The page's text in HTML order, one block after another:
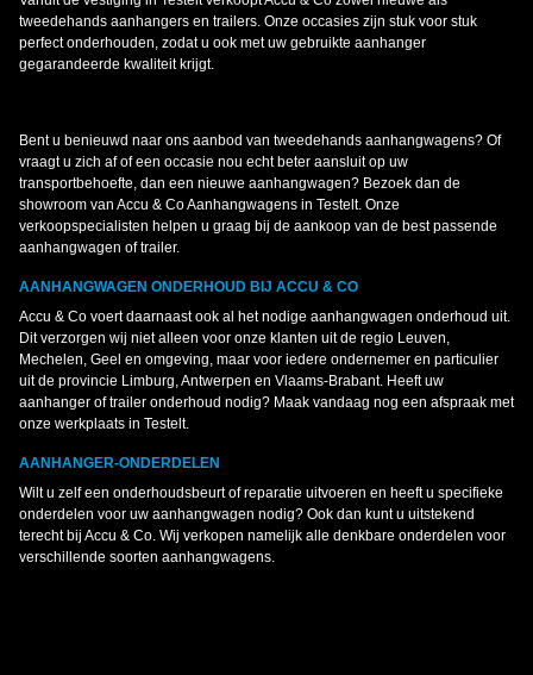
tweedehands aanhangers en trailers. Onze occasies zijn stuk voor stuk
perfect onderhouden, zodat u ook met uw gebruikte aanhanger
gegarandeerde kwaliteit krijgt.
Bent u benieuwd naar ons aanbod van tweedehands aanhangwagens? Of
vraagt u zich af of een occasie nou echt beter aansluit op uw
transportbehoefte, dan een nieuwe aanhangwagen? Bezoek dan de
showroom van Accu & Co Aanhangwagens in Testelt. Onze
verkoopspecialisten helpen u graag bij de aankoop van de best passende
aanhangwagen of trailer.
AANHANGWAGEN ONDERHOUD BIJ ACCU & CO
Accu & Co voert daarnaast ook al het nodige aanhangwagen onderhoud uit.
Dit verzorgen wij niet alleen voor onze klanten uit de regio Leuven,
Mechelen, Geel en omgeving, maar voor iedere ondernemer en particulier
uit de provincie Limburg, Antwerpen en Vlaams-Brabant. Heeft uw
aanhanger of trailer onderhoud nodig? Maak vandaag nog een afspraak met
onze werkplaats in Testelt.
AANHANGER-ONDERDELEN
Wilt u zelf een onderhoudsbeurt of reparatie uitvoeren en heeft u specifieke
onderdelen voor uw aanhangwagen nodig? Ook dan kunt u uitstekend
terecht bij Accu & Co. Wij verkopen namelijk alle denkbare onderdelen voor
verschillende soorten aanhangwagens.